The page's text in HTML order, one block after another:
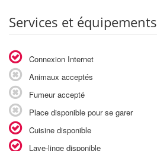
Services et équipements
Connexion Internet
Animaux acceptés
Fumeur accepté
Place disponible pour se garer
Cuisine disponible
Lave-linge disponible